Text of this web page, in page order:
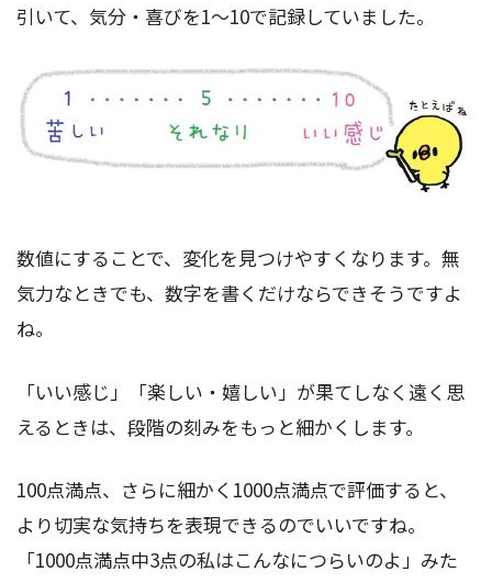
引いて、気分・喜びを1～10で記録していました。
数値にすることで、変化を見つけやすくなります。無
気力なときでも、数字を書くだけならできそうですよ
ね。
「いい感じ」「楽しい・嬉しい」が果てしなく遠く思
えるときは、段階の刻みをもっと細かくします。
100点満点、さらに細かく1000点満点で評価すると、
より切実な気持ちを表現できるのでいいですね。
「1000点満点中3点の私はこんなにつらいのよ」みた